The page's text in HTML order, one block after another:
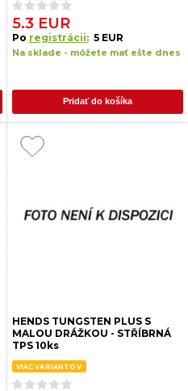
5.3 EUR
Po registrácii: 5 EUR
Na sklade - môžete mať ešte dnes
Pridať do košíka
HENDS TUNGSTEN PLUS S
MALOU DRÁŽKOU - STŘÍBRNÁ
TPS 10ks
VIAC VARIANTOV